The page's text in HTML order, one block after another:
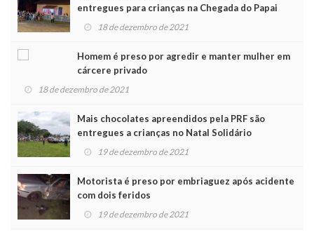
entregues para crianças na Chegada do Papai
Noel
18 de dezembro de 2021
Homem é preso por agredir e manter mulher em
cárcere privado
18 de dezembro de 2021
Mais chocolates apreendidos pela PRF são
entregues a crianças no Natal Solidário
19 de dezembro de 2021
Motorista é preso por embriaguez após acidente
com dois feridos
19 de dezembro de 2021